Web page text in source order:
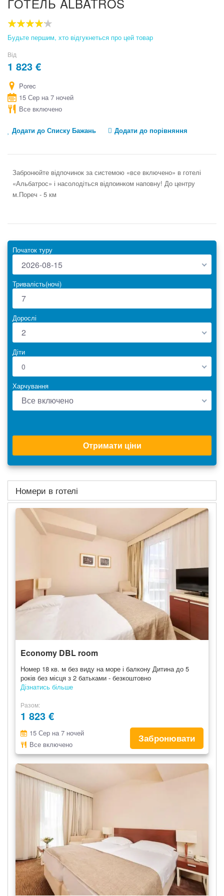
80
% of
Будьте першим, хто відгукнеться про цей товар
Від
1 823 €
Porec
15 Сер на 7 ночей
Все включено
Додати до Списку Бажань Додати до порівняння
Забронюйте відпочинок за системою «все включено» в готелі
«Альбатрос» і насолодіться відпоинком наповну! До центру
м.Пореч - 5 км
beginning
images
gallery
Початок туру
2026-08-15
Тривалість(ночі)
Дорослі
2
Діти
0
Харчування
Все включено
Отримати ціни
Номери в готелі
Economy DBL room
Номер 18 кв. м без виду на море і балкону Дитина до 5
років без місця з 2 батьками - безкоштовно
Дізнатись більше
Разом
1 823 €
15 Сер на 7 ночей
Все включено
Забронювати